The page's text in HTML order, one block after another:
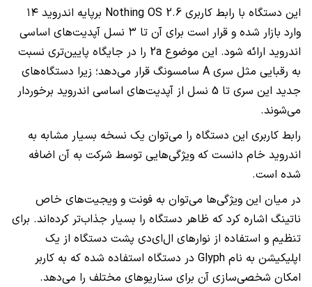
این دستگاه با رابط کاربری Nothing OS 2.6 بر‌پایه اندروید ۱۴
وارد بازار شده و قرار است برای آن تا ۳ نسل آپدیت‌های اساسی
اندروید ارائه شود. این موضوع 2a را در جایگاه پایین‌تری نسبت
به رقبایی مثل سری A سامسونگ قرار می‌دهد؛ زیرا دستگاه‌های
جدید این سری تا 5 نسل از آپدیت‌های اساسی اندروید برخوردار
می‌شوند.
رابط کاربری این دستگاه را می‌توان یک نسخه بسیار مشابه به
اندروید خام دانست که ویژگی‌هایی توسط شرکت به آن اضافه
شده است.
در میان این ویژگی‌ها می‌توان به فونت و ویجیت‌های خاص
ناتینگ اشاره کرد که ظاهر دستگاه را بسیار جذاب‌تر کرده‌اند. برای
تنظیم و استفاده از نوار‌های ال‌ای‌دی پشت دستگاه از یک
اپلیکیشن به نام Glyph در دستگاه استفاده شده که به کاربر
امکان شخصی‌سازی آن برای سناریو‌های مختلف را می‌دهد.